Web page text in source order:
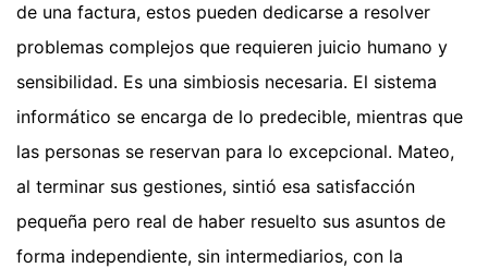
de una factura, estos pueden dedicarse a resolver
problemas complejos que requieren juicio humano y
sensibilidad. Es una simbiosis necesaria. El sistema
informático se encarga de lo predecible, mientras que
las personas se reservan para lo excepcional. Mateo,
al terminar sus gestiones, sintió esa satisfacción
pequeña pero real de haber resuelto sus asuntos de
forma independiente, sin intermediarios, con la